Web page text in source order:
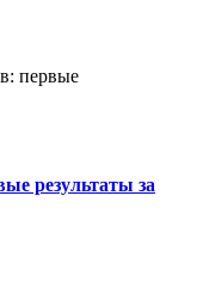
результаты за